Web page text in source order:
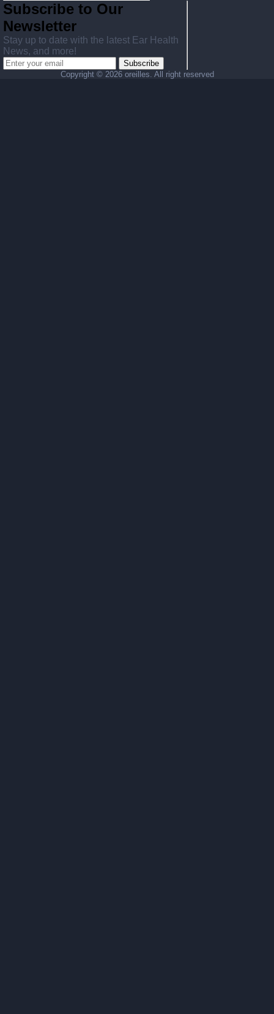
Subscribe to Our
Newsletter
Stay up to date with the latest Ear Health
News, and more!
Subscribe
Copyright © 2026 oreilles. All right reserved